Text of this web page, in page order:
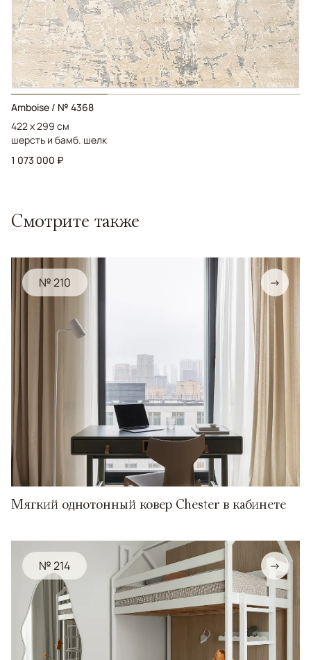
Amboise / № 4368
422 x 299 см
шерсть и бамб. шелк
1 073 000 ₽
Смотрите также
№ 210 →
Мягкий однотонный ковер Chester в кабинете
№ 214 →